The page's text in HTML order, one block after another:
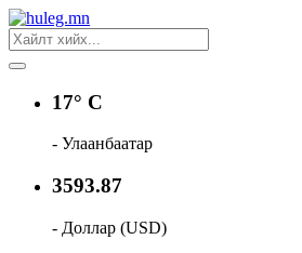
17° C
- Улаанбаатар
3593.87
- Доллар (USD)